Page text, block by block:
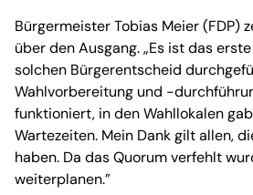
Bürgermeister Tobias Meier (FDP)
über den Ausgang. „Es ist das
solchen Bürgerentscheid
Wahlvorbereitung und -
funktioniert, in den Wahllokalen
Wartezeiten. Mein Dank gilt allen,
haben. Da das Quorum verfehlt
weiterplanen.”